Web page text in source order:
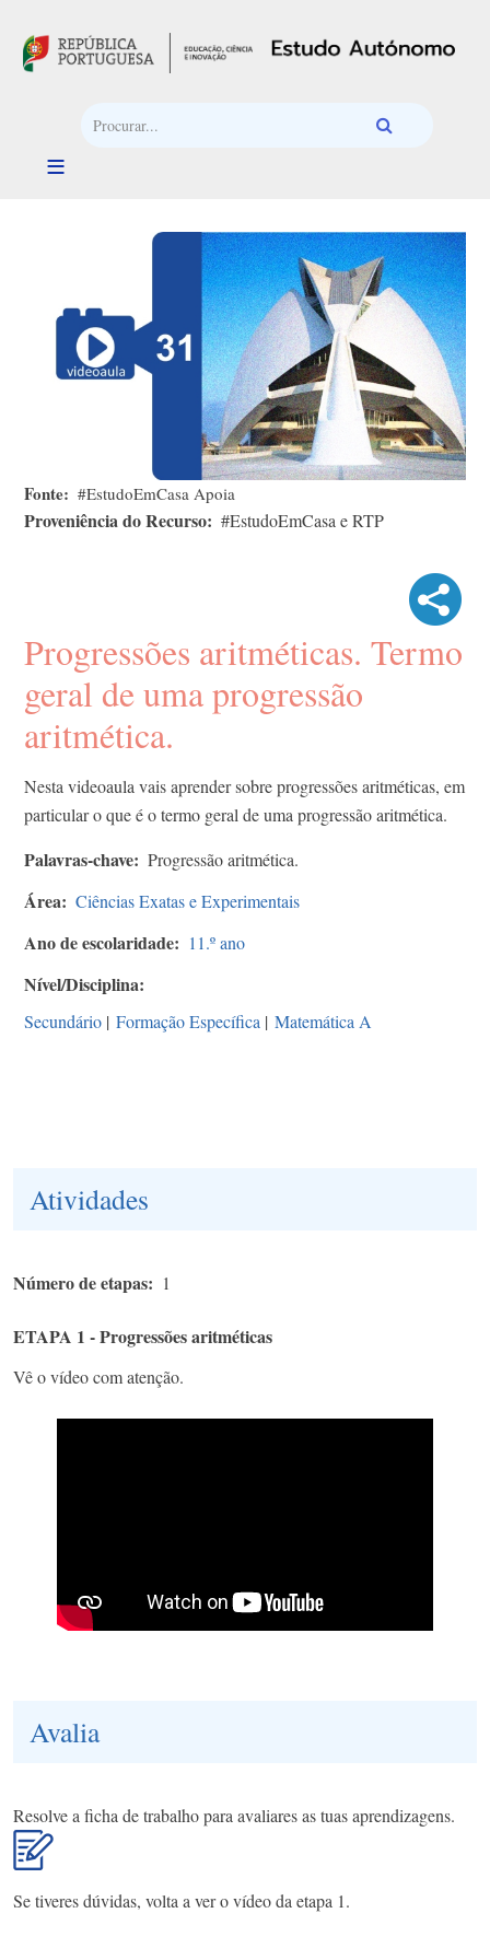
Fonte #EstudoEmCasa Apoia
Proveniência do Recurso #EstudoEmCasa e RTP
Progressões aritméticas. Termo
geral de uma progressão
aritmética.
Nesta videoaula vais aprender sobre progressões aritméticas, em
particular o que é o termo geral de uma progressão aritmética.
Palavras-chave Progressão aritmética.
Área Ciências Exatas e Experimentais
Ano de escolaridade 11.º ano
Nível/Disciplina
Secundário | Formação Específica | Matemática A
Atividades
Número de etapas 1
ETAPA 1 - Progressões aritméticas
Vê o vídeo com atenção.
Avalia
Resolve a ficha de trabalho para avaliares as tuas aprendizagens.
Se tiveres dúvidas, volta a ver o vídeo da etapa 1.